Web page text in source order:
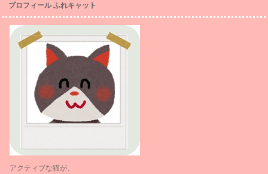
プロフィール ふれキャット
アクティブな猫が、